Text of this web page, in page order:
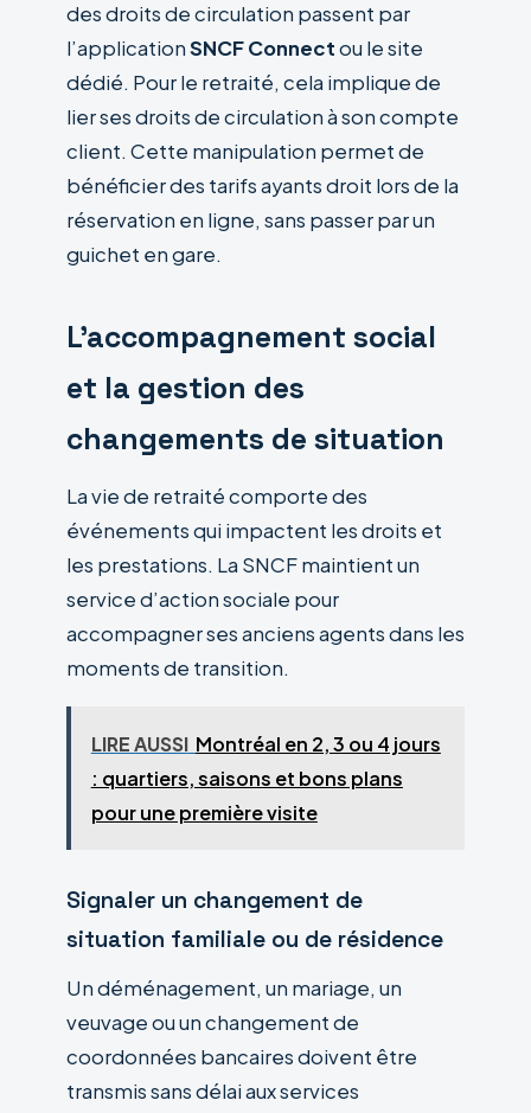
des droits de circulation passent par
l’applicationSNCF Connectou le site
dédié. Pour le retraité, cela implique de
lier ses droits de circulation à son compte
client. Cette manipulation permet de
bénéficier des tarifs ayants droit lors de la
réservation en ligne, sans passer par un
guichet en gare.
L’accompagnement social
et la gestion des
changements de situation
La vie de retraité comporte des
événements qui impactent les droits et
les prestations. La SNCF maintient un
service d’action sociale pour
accompagner ses anciens agents dans les
moments de transition.
LIRE AUSSI Montréal en 2, 3 ou 4 jours
: quartiers, saisons et bons plans
pour une première visite
Signaler un changement de
situation familiale ou de résidence
Un déménagement, un mariage, un
veuvage ou un changement de
coordonnées bancaires doivent être
transmis sans délai aux services